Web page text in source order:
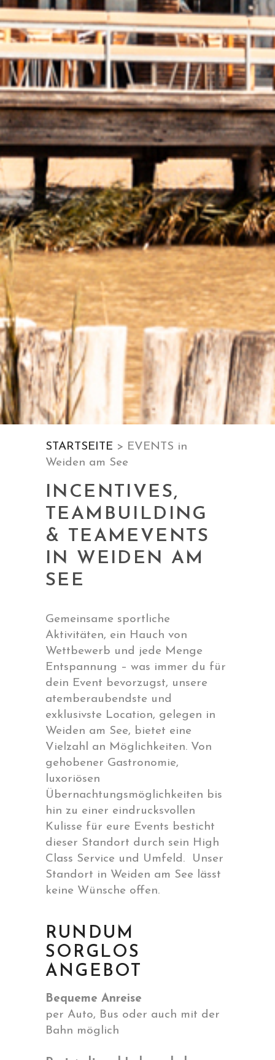
STARTSEITE > EVENTS in
Weiden am See
INCENTIVES,
TEAMBUILDING
& TEAMEVENTS
IN WEIDEN AM
SEE
Gemeinsame sportliche
Aktivitäten, ein Hauch von
Wettbewerb und jede Menge
Entspannung – was immer du für
dein Event bevorzugst, unsere
atemberaubendste und
exklusivste Location, gelegen in
Weiden am See, bietet eine
Vielzahl an Möglichkeiten. Von
gehobener Gastronomie,
luxoriösen
Übernachtungsmöglichkeiten bis
hin zu einer eindrucksvollen
Kulisse für eure Events besticht
dieser Standort durch sein High
Class Service und Umfeld. Unser
Standort in Weiden am See lässt
keine Wünsche offen.
RUNDUM
SORGLOS
ANGEBOT
Bequeme Anreise
per Auto, Bus oder auch mit der
Bahn möglich